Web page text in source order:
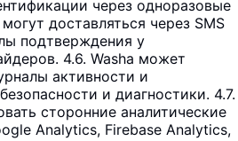
через одноразовые
доставляться через SMS
подтверждения у
4.6. Washa может
активности и
и диагностики. 4.7.
сторонние аналитические
Analytics, Firebase Analytics,